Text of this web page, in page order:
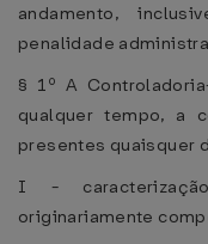
andamento,
penalidade
§ 1º A
qualquer tempo, a
presentes quaisquer
I -
originariamente